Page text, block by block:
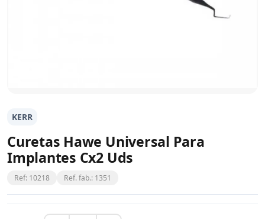
KERR
Curetas Hawe Universal Para
Implantes Cx2 Uds
Ref: 10218 Ref. fab.: 1351